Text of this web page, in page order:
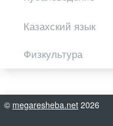
Казахский язык
Физкультура
© megaresheba.net 2026